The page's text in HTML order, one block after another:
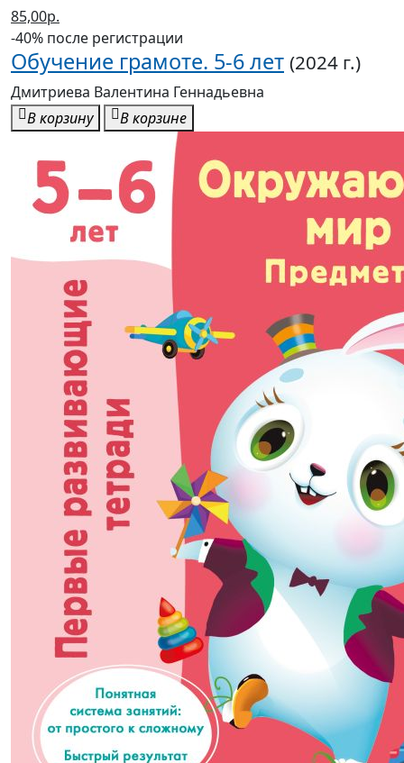
85,00р.
-40% после регистрации
Обучение грамоте. 5-6 лет (2024 г.)
Дмитриева Валентина Геннадьевна
В корзину
В корзине